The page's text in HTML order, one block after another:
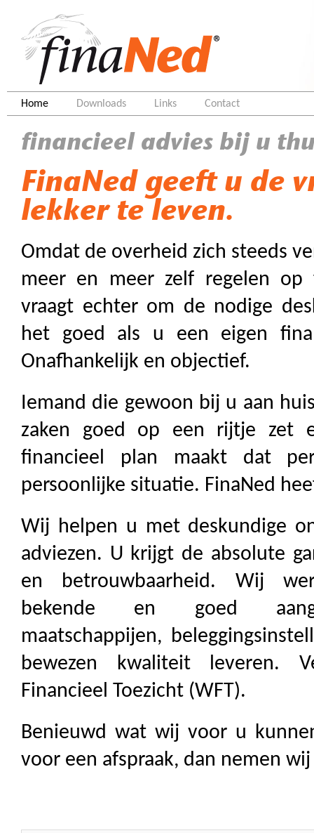
Home Downloads Links Contact
financieel advies bij u
FinaNed geeft u de
lekker te leven.
Omdat de overheid zich steeds
meer en meer zelf regelen op
vraagt echter om de nodige
het goed als u een eigen
Onafhankelijk en objectief.
Iemand die gewoon bij u aan
zaken goed op een rijtje zet
financieel plan maakt dat
persoonlijke situatie. FinaNed
Wij helpen u met deskundige
adviezen. U krijgt de absolute
en betrouwbaarheid. Wij
bekende en goed
maatschappijen,
bewezen kwaliteit leveren.
Financieel Toezicht (WFT).
Benieuwd wat wij voor u
voor een afspraak, dan nemen